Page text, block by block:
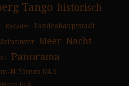
Tango historisch
Kykladen Landeshauptstadt
Meer Nacht
Panorama
N 75mm f/4.5
f/6.8